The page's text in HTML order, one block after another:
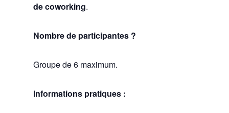
de coworking.
Nombre de participantes ?
Groupe de 6 maximum.
Informations pratiques :